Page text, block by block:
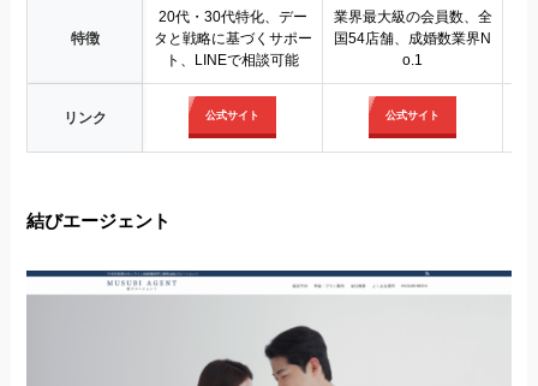
特徴
20代・30代特化、デー
タと戦略に基づくサポー
ト、LINEで相談可能
業界最大級の会員数、全
国54店舗、成婚数業界N
o.1
リンク 公式サイト 公式サイト
結びエージェント